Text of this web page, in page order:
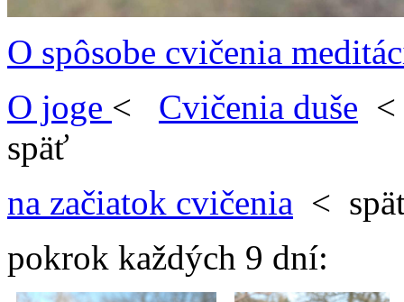
O spôsobe cvičenia
O joge < Cvičenia duše <
späť
na začiatok cvičenia <
pokrok každých 9 dní: